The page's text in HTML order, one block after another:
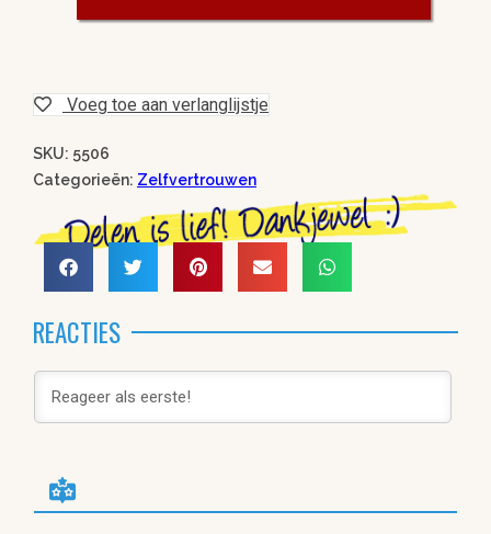
Voeg toe aan verlanglijstje
SKU: 5506
Categorieën: Zelfvertrouwen
REACTIES